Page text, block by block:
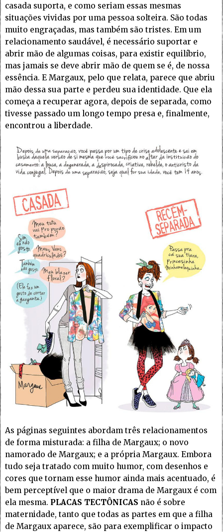
casada suporta, e como seriam essas mesmas
situações vividas por uma pessoa solteira. São todas
muito engraçadas, mas também são tristes. Em um
relacionamento saudável, é necessário suportar e
abrir mão de algumas coisas, para existir equilíbrio,
mas jamais se deve abrir mão de quem se é, de nossa
essência. E Margaux, pelo que relata, parece que abriu
mão dessa sua parte e perdeu sua identidade. Que ela
começa a recuperar agora, depois de separada, como
tivesse passado um longo tempo presa e, finalmente,
encontrou a liberdade.
As páginas seguintes abordam três relacionamentos
de forma misturada: a filha de Margaux; o novo
namorado de Margaux; e a própria Margaux. Embora
tudo seja tratado com muito humor, com desenhos e
cores que tornam esse humor ainda mais acentuado, é
bem perceptível que o maior drama de Margaux é com
ela mesma. PLACAS TECTÔNICAS não é sobre
maternidade, tanto que todas as partes em que a filha
de Margaux aparece, são para exemplificar o impacto